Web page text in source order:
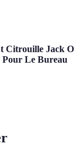
Citrouille Jack O
Pour Le Bureau